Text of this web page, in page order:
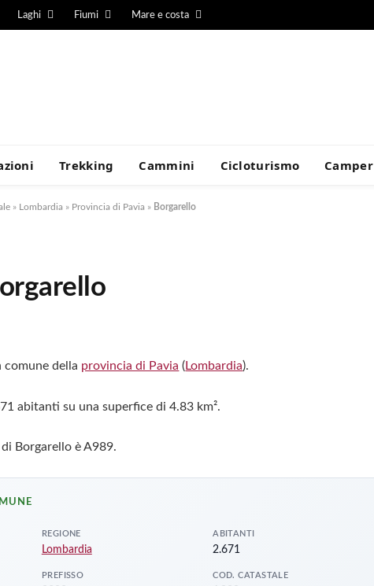
Laghi Fiumi Mare e costa
Trekking Cammini Cicloturismo Camper
» Lombardia » Provincia di Pavia » Borgarello
comune della provincia di Pavia (Lombardia).
abitanti su una superfice di 4.83 km².
Borgarello è A989.
REGIONE
Lombardia
ABITANTI
2.671
PREFISSO COD. CATASTALE